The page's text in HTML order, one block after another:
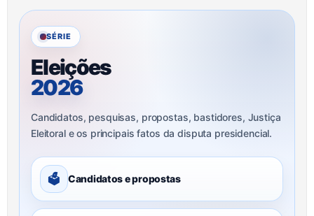
SÉRIE
Eleições
2026
Candidatos, pesquisas, propostas, bastidores, Justiça
Eleitoral e os principais fatos da disputa presidencial.
🗳 Candidatos e propostas